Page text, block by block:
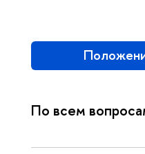
По всем